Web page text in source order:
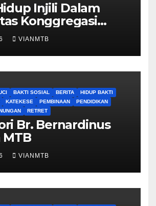
Injili Dalam
Konggregasi
Tak Bernoda
VIANMTB
BAKTI SOSIAL BERITA
HIDUP BAKTI
KATEKESE PEMBINAAN
PENDIDIKAN
RETRET
Br. Bernardinus
MTB
VIANMTB